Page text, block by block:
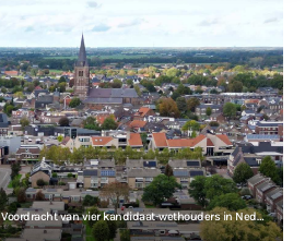
Voordracht van vier kandidaat-wethouders in Nederweert